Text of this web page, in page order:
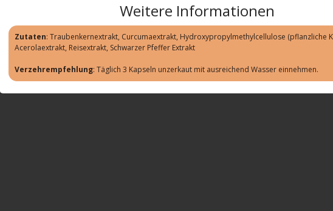
Weitere Informationen
Zutaten: Traubenkernextrakt, Curcumaextrakt, Hydroxypropylmethylcellulose (pflanzliche
Acerolaextrakt, Reisextrakt, Schwarzer Pfeffer Extrakt
Verzehrempfehlung: Täglich 3 Kapseln unzerkaut mit ausreichend Wasser einnehmen.